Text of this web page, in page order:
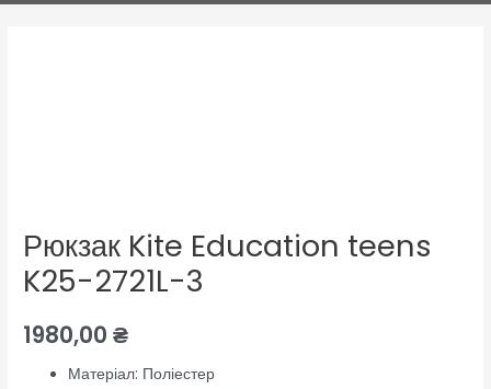
Рюкзак Kite Education teens
K25-2721L-3
1980,00₴
Матеріал: Поліестер